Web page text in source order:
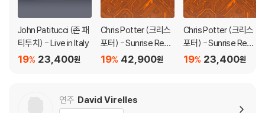
가 있으며, 이는 상품의 불량이 아닙니다. 단, 재생에 이상이 있는 경우에는
※ 컬러 디스크
아래에 해당하는 경우는 불량이 아니므로 개봉 후 반품/교환이 불가합니
1) 컬러 디스크는 웹 이미지와 실제 색상이 차이가 날 수 있습니다.
2) 컬러 디스크의 특성상 제작 공정시 앨범마다 색상 차이가 나는 경우도
John Patitucci (존 패
티투치) - Live in Italy
23,400원
19%
Chris Potter (크리스
포터) - Sunrise Repri
se [마룬 마블 컬러 L
42,900원
19%
Chris Potter (크리스
포터) - Sunrise Repri
se
23,400원
19%
연주 David Virelles